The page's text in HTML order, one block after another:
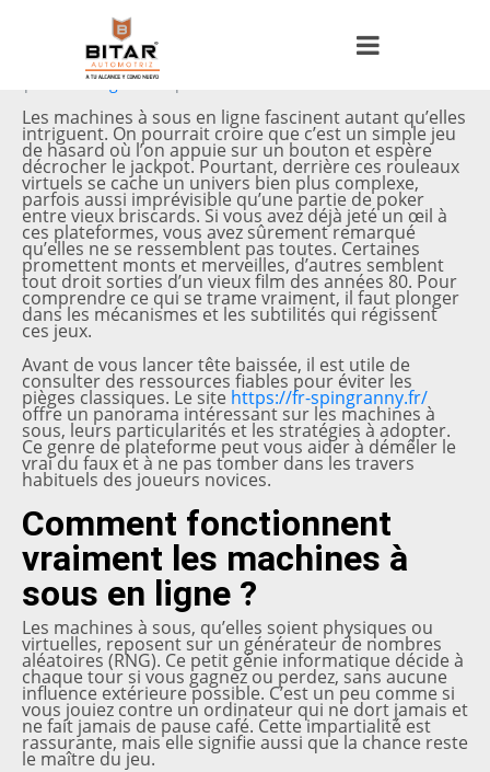
Posted on22 junio, 2026
Uncategorized
Les machines à sous en ligne fascinent autant qu’elles
intriguent. On pourrait croire que c’est un simple jeu
de hasard où l’on appuie sur un bouton et espère
décrocher le jackpot. Pourtant, derrière ces rouleaux
virtuels se cache un univers bien plus complexe,
parfois aussi imprévisible qu’une partie de poker
entre vieux briscards. Si vous avez déjà jeté un œil à
ces plateformes, vous avez sûrement remarqué
qu’elles ne se ressemblent pas toutes. Certaines
promettent monts et merveilles, d’autres semblent
tout droit sorties d’un vieux film des années 80. Pour
comprendre ce qui se trame vraiment, il faut plonger
dans les mécanismes et les subtilités qui régissent
ces jeux.
Avant de vous lancer tête baissée, il est utile de
consulter des ressources fiables pour éviter les
pièges classiques. Le site https://fr-spingranny.fr/
offre un panorama intéressant sur les machines à
sous, leurs particularités et les stratégies à adopter.
Ce genre de plateforme peut vous aider à démêler le
vrai du faux et à ne pas tomber dans les travers
habituels des joueurs novices.
Comment fonctionnent
vraiment les machines à
sous en ligne ?
Les machines à sous, qu’elles soient physiques ou
virtuelles, reposent sur un générateur de nombres
aléatoires (RNG). Ce petit génie informatique décide à
chaque tour si vous gagnez ou perdez, sans aucune
influence extérieure possible. C’est un peu comme si
vous jouiez contre un ordinateur qui ne dort jamais et
ne fait jamais de pause café. Cette impartialité est
rassurante, mais elle signifie aussi que la chance reste
le maître du jeu.